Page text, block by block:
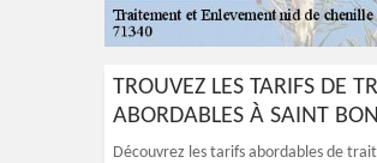
TROUVEZ LES TARIFS DE
ABORDABLES À SAINT
Découvrez les tarifs abordables de